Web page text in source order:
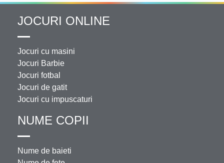
JOCURI ONLINE
Jocuri cu masini
Jocuri Barbie
Jocuri fotbal
Jocuri de gatit
Jocuri cu impuscaturi
NUME COPII
Nume de baieti